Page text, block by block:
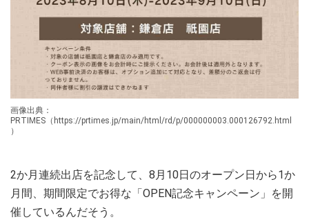
画像出典：
PRTIMES（https://prtimes.jp/main/html/rd/p/000000003.000126792.html
）
2か月連続出店を記念して、8月10日のオープン日から1か
月間、期間限定でお得な「OPEN記念キャンペーン」を開
催しているんだそう。